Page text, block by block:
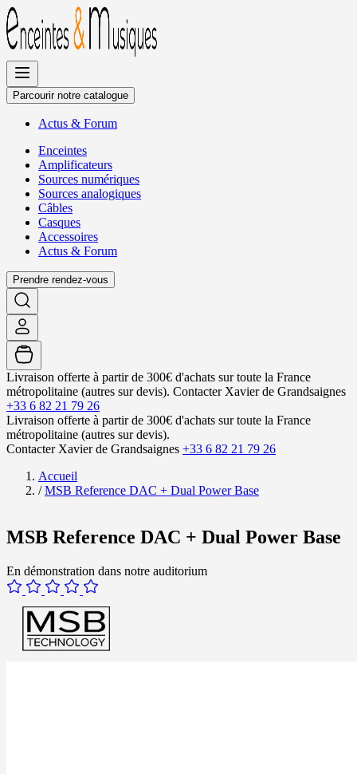
Allez
au
contenu
Parcourir notre catalogue
Actus & Forum
Enceintes
Amplificateurs
Sources numériques
Sources analogiques
Câbles
Casques
Accessoires
Actus & Forum
Prendre rendez-vous
Livraison offerte à partir de 300€ d'achats sur toute la France
métropolitaine (autres sur devis). Contacter Xavier de Grandsaignes
+33 6 82 21 79 26
Livraison offerte à partir de 300€ d'achats sur toute la France
métropolitaine (autres sur devis).
Contacter Xavier de Grandsaignes +33 6 82 21 79 26
Accueil
/ MSB Reference DAC + Dual Power Base
MSB Reference DAC + Dual Power Base
En démonstration dans notre auditorium